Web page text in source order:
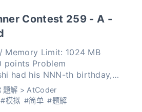
Contest 259 - A -
Memory Limit: 1024 MB
Problem
had his NNN-th birthday,
tall. Additionally,
fa
题解 > AtCoder
#模拟 #简单 #题解